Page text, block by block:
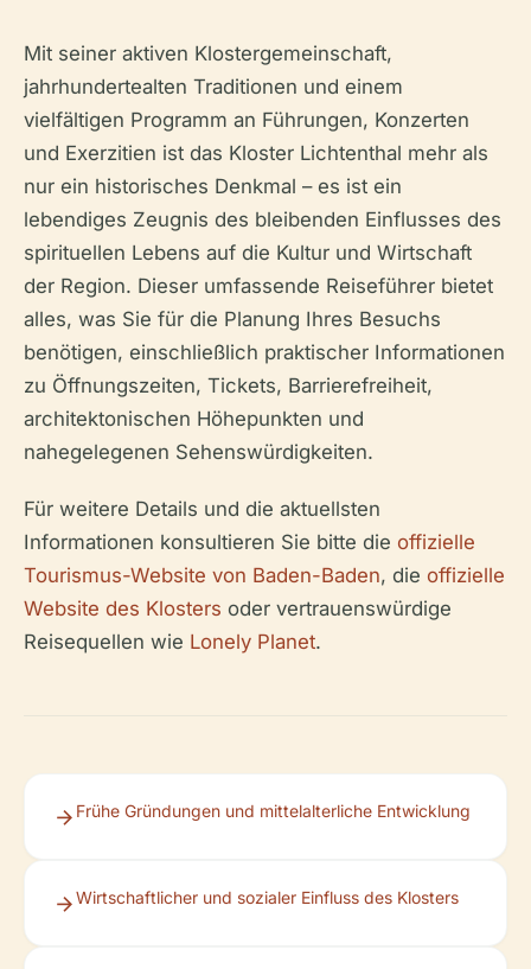
Mit seiner aktiven Klostergemeinschaft,
jahrhundertealten Traditionen und einem
vielfältigen Programm an Führungen, Konzerten
und Exerzitien ist das Kloster Lichtenthal mehr als
nur ein historisches Denkmal – es ist ein
lebendiges Zeugnis des bleibenden Einflusses des
spirituellen Lebens auf die Kultur und Wirtschaft
der Region. Dieser umfassende Reiseführer bietet
alles, was Sie für die Planung Ihres Besuchs
benötigen, einschließlich praktischer Informationen
zu Öffnungszeiten, Tickets, Barrierefreiheit,
architektonischen Höhepunkten und
nahegelegenen Sehenswürdigkeiten.
Für weitere Details und die aktuellsten
Informationen konsultieren Sie bitte die offizielle
Tourismus-Website von Baden-Baden, die offizielle
Website des Klosters oder vertrauenswürdige
Reisequellen wie Lonely Planet.
Frühe Gründungen und mittelalterliche Entwicklung
Wirtschaftlicher und sozialer Einfluss des Klosters